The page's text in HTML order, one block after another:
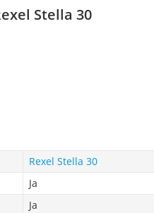
Stella 30
Rexel Stella 30
Ja
Ja